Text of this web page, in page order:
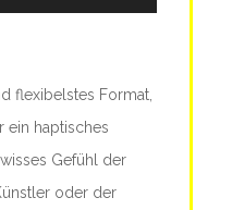
flexibelstes Format,
ein haptisches
Gefühl der
oder der